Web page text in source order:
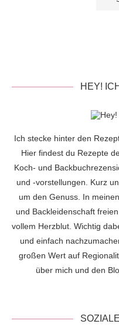
HEY!
Ich stecke hinter den
Hier findest du Rezepte
Koch- und
und -vorstellungen. Kurz
um den Genuss. In
und Backleidenschaft
vollem Herzblut. Wichtig
und einfach
großen Wert auf
über mich und den